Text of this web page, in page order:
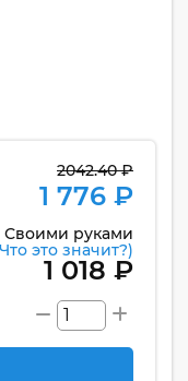
2042.40 ₽
1 776 ₽
Своими руками
это значит?)
1 018 ₽